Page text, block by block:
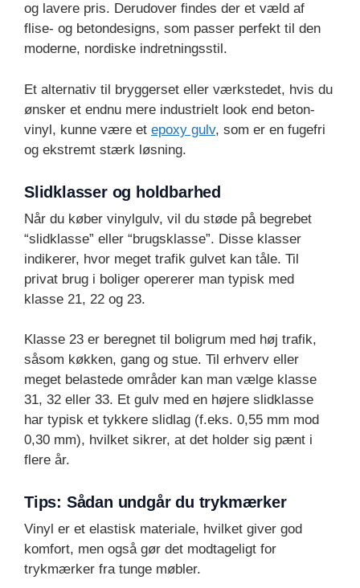
og lavere pris. Derudover findes der et væld af
flise- og betondesigns, som passer perfekt til den
moderne, nordiske indretningsstil.
Et alternativ til bryggerset eller værkstedet, hvis du
ønsker et endnu mere industrielt look end beton-
vinyl, kunne være et epoxy gulv, som er en fugefri
og ekstremt stærk løsning.
Slidklasser og holdbarhed
Når du køber vinylgulv, vil du støde på begrebet
“slidklasse” eller “brugsklasse”. Disse klasser
indikerer, hvor meget trafik gulvet kan tåle. Til
privat brug i boliger opererer man typisk med
klasse 21, 22 og 23.
Klasse 23 er beregnet til boligrum med høj trafik,
såsom køkken, gang og stue. Til erhverv eller
meget belastede områder kan man vælge klasse
31, 32 eller 33. Et gulv med en højere slidklasse
har typisk et tykkere slidlag (f.eks. 0,55 mm mod
0,30 mm), hvilket sikrer, at det holder sig pænt i
flere år.
Tips: Sådan undgår du trykmærker
Vinyl er et elastisk materiale, hvilket giver god
komfort, men også gør det modtageligt for
trykmærker fra tunge møbler.